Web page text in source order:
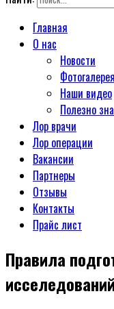
Главная
О нас
Новости
Фотогалерея
Наши видео
Полезно
Лор врачи
Лор операции
Вакансии
Партнеры
Отзывы
Контакты
Прайс лист
Правила